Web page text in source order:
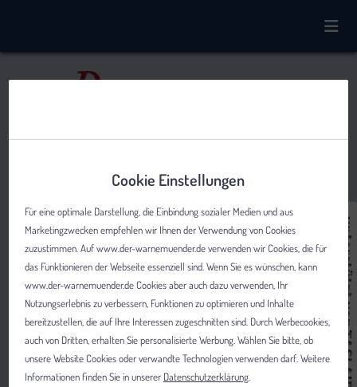
Cookie Einstellungen
Für eine optimale Darstellung, die Einbindung sozialer Medien und aus
Marketingzwecken empfehlen wir Ihnen der Verwendung von Cookies
zuzustimmen. Auf www.der-warnemuender.de verwenden wir Cookies, die für
das Funktionieren der Webseite essenziell sind. Wenn Sie es wünschen, kann
www.der-warnemuender.de Cookies aber auch dazu verwenden, Ihr
Nutzungserlebnis zu verbessern, Funktionen zu optimieren und Inhalte
bereitzustellen, die auf Ihre Interessen zugeschnitten sind. Durch Werbecookies,
auch von Dritten, erhalten Sie personalisierte Werbung. Wählen Sie bitte, ob
unsere Website Cookies oder verwandte Technologien verwenden darf. Weitere
Informationen finden Sie in unserer Datenschutzerklärung